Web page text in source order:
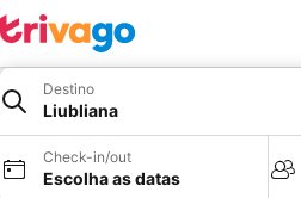
Destino
Liubliana
Check-in/out
Escolha as datas